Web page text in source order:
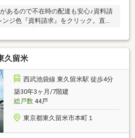
あるので不在時の配達も安心♪資料請
ジ色『資料請求』をクリック。直接
フォンの方は右下の青色『電話で問い
ック）☆テレビで紹介された『やどか
す！豊かに過ごすには『インテリア』
エクステリア』カーポートや楽しめる
で変わってきます。これらを一括で購
を住宅ローンに組み込むことが可能
がやどかリッチです。
久留米
西武池袋線 東久留米駅 徒歩4分
築30年3ヶ月/7階建
総戸数44戸
東京都東久留米市本町１